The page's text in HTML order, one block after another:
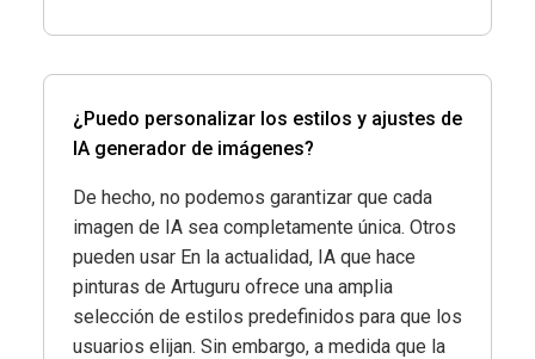
¿Puedo personalizar los estilos y ajustes de
IA generador de imágenes?
De hecho, no podemos garantizar que cada
imagen de IA sea completamente única. Otros
pueden usar En la actualidad, IA que hace
pinturas de Artuguru ofrece una amplia
selección de estilos predefinidos para que los
usuarios elijan. Sin embargo, a medida que la